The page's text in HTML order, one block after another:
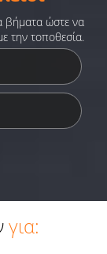
βήματα ώστε να
την τοποθεσία.
για: